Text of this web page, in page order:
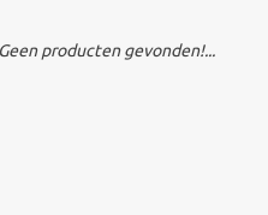
Geen producten gevonden!...